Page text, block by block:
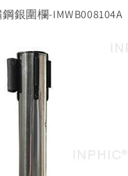
銀圍欄-IMWB008104A